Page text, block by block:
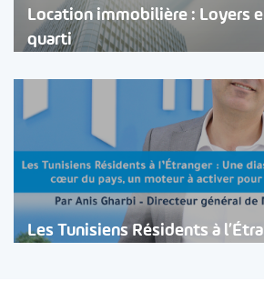
Location immobilière : Loyers
quarti
Les Tunisiens Résidents à